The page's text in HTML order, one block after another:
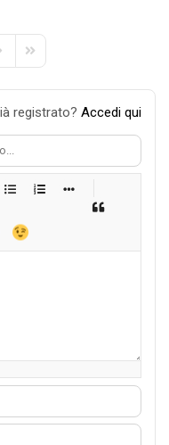
Page
Last Page
registrato? Accedi qui
-